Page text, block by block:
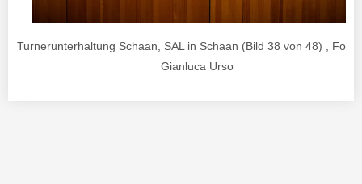
Turnerunterhaltung Schaan, SAL in Schaan (Bild 38 von 48) , Foto
Gianluca Urso